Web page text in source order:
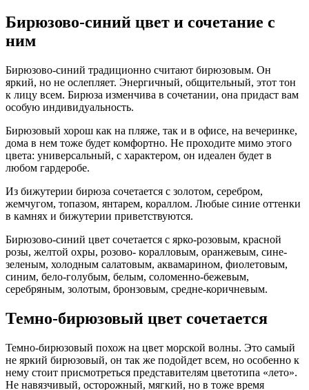
Бирюзово-синий цвет и сочетание с
ним
Бирюзово-синий традиционно считают бирюзовым. Он
яркий, но не ослепляет. Энергичный, общительный, этот тон
к лицу всем. Бирюза изменчива в сочетании, она придаст вам
особую индивидуальность.
Бирюзовый хорош как на пляже, так и в офисе, на вечеринке,
дома в нем тоже будет комфортно. Не проходите мимо этого
цвета: универсальный, с характером, он идеален будет в
любом гардеробе.
Из бижутерии бирюза сочетается с золотом, серебром,
жемчугом, топазом, янтарем, кораллом. Любые синие оттенки
в камнях и бижутерии приветствуются.
Бирюзово-синий цвет сочетается с ярко-розовым, красной
розы, желтой охры, розово- коралловым, оранжевым, сине-
зеленым, холодным салатовым, аквамарином, фиолетовым,
синим, бело-голубым, белым, соломенно-бежевым,
серебряным, золотым, бронзовым, средне-коричневым.
Темно-бирюзовый цвет сочетается
Темно-бирюзовый похож на цвет морской волны. Это самый
не яркий бирюзовый, он так же подойдет всем, но особенно к
нему стоит присмотреться представителям цветотипа «лето».
Не навязчивый, осторожный, мягкий, но в тоже время